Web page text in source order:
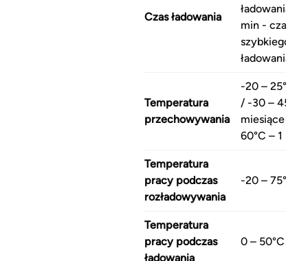
Czas ładowania
ładowania /
min - czas
szybkiego
ładowania
Temperatura
przechowywania
-20 – 25°C –
/ -30 – 45°C
miesiące / -
60°C – 1
Temperatura
pracy podczas
rozładowywania
-20 – 75°C
Temperatura
pracy podczas
ładowania
0 – 50°C